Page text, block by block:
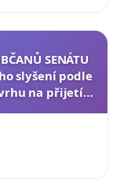
SENÁTU
slyšení podle
na přijetí